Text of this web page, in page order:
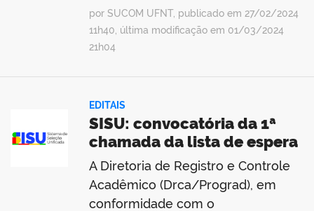
por SUCOM UFNT, publicado em 27/02/2024
11h40, última modificação em 01/03/2024
21h04
EDITAIS
SISU: convocatória da 1ª
chamada da lista de espera
A Diretoria de Registro e Controle
Acadêmico (Drca/Prograd), em
conformidade com o